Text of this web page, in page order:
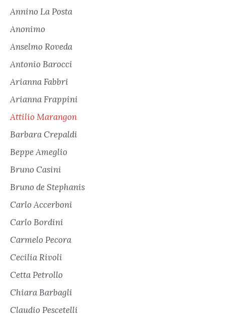
Annino La Posta
Anonimo
Anselmo Roveda
Antonio Barocci
Arianna Fabbri
Arianna Frappini
Attilio Marangon
Barbara Crepaldi
Beppe Ameglio
Bruno Casini
Bruno de Stephanis
Carlo Accerboni
Carlo Bordini
Carmelo Pecora
Cecilia Rivoli
Cetta Petrollo
Chiara Barbagli
Claudio Pescetelli